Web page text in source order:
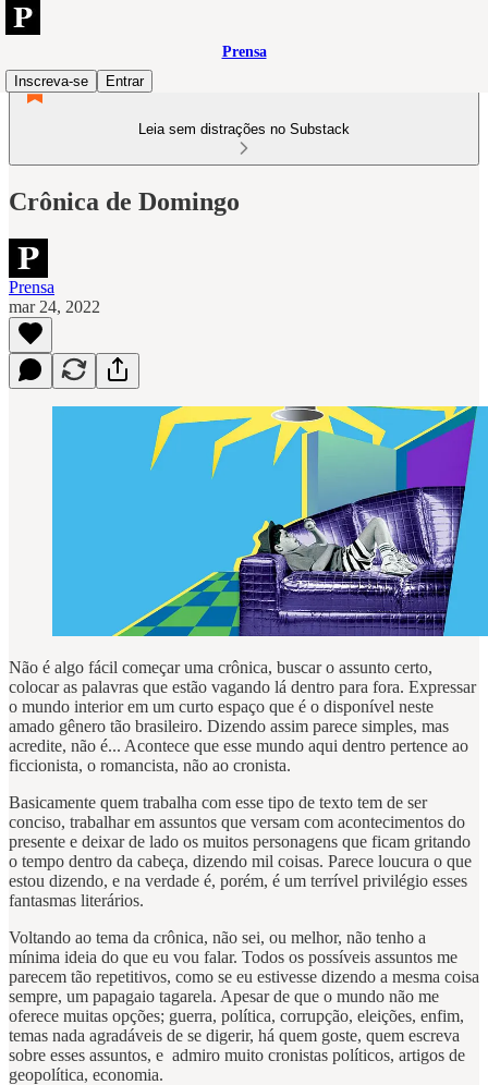
Prensa
Inscreva-se
Entrar
Leia sem distrações no Substack
Crônica de Domingo
Prensa
mar 24, 2022
Não é algo fácil começar uma crônica, buscar o assunto certo,
colocar as palavras que estão vagando lá dentro para fora. Expressar
o mundo interior em um curto espaço que é o disponível neste
amado gênero tão brasileiro. Dizendo assim parece simples, mas
acredite, não é... Acontece que esse mundo aqui dentro pertence ao
ficcionista, o romancista, não ao cronista.
Basicamente quem trabalha com esse tipo de texto tem de ser
conciso, trabalhar em assuntos que versam com acontecimentos do
presente e deixar de lado os muitos personagens que ficam gritando
o tempo dentro da cabeça, dizendo mil coisas. Parece loucura o que
estou dizendo, e na verdade é, porém, é um terrível privilégio esses
fantasmas literários.
Voltando ao tema da crônica, não sei, ou melhor, não tenho a
mínima ideia do que eu vou falar. Todos os possíveis assuntos me
parecem tão repetitivos, como se eu estivesse dizendo a mesma coisa
sempre, um papagaio tagarela. Apesar de que o mundo não me
oferece muitas opções; guerra, política, corrupção, eleições, enfim,
temas nada agradáveis de se digerir, há quem goste, quem escreva
sobre esses assuntos, e admiro muito cronistas políticos, artigos de
geopolítica, economia.